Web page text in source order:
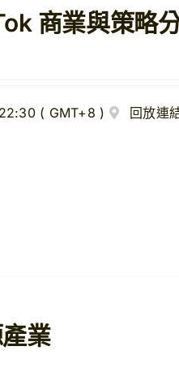
商業與策略
( GMT+8 ) 回放連
業